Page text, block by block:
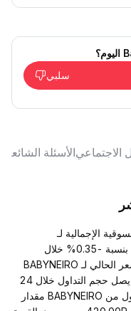
سلبي
الاجتماعيالأسئلة الشائعة
القيمة السوقية الإجمالية لـ
BABYNEIRO نحو $92.22K، ما يمثل تغيرًا بنسبة -0.35% خلال
الساعات الأربع والعشرين الماضية. ويبلغ السعر الحالي لـ BABYNEIRO
مقدار $0.00000000000021954، بينما يصل حجم التداول خلال 24
ساعة إلى $341.11. ويبلغ المعروض المتداول من BABYNEIRO مقدار